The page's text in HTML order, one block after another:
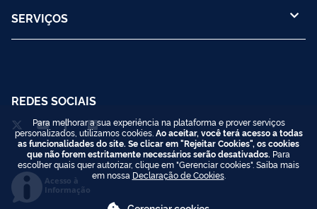
SERVIÇOS
REDES SOCIAIS
Acesso à
Informação
Para melhorar a sua experiência na plataforma e prover serviços
personalizados, utilizamos cookies. Ao aceitar, você terá acesso a todas
as funcionalidades do site. Se clicar em "Rejeitar Cookies", os cookies
que não forem estritamente necessários serão desativados. Para
escolher quais quer autorizar, clique em "Gerenciar cookies". Saiba mais
em nossa Declaração de Cookies.